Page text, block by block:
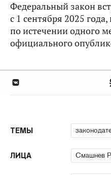
Федеральный закон
с 1 сентября 2025
по истечении одного
официального
ТЕМЫ
ЛИЦА Смашнев